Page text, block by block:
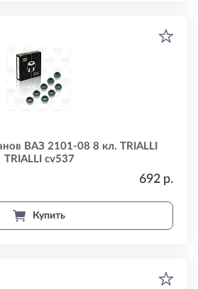
ВАЗ 2101-08 8 кл. TRIALLI
TRIALLI cv537
692 р.
Купить